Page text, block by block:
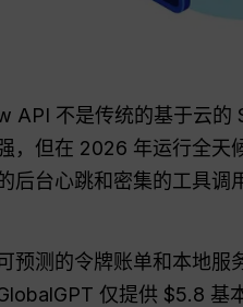
API 不是传统的基于云的
，但在 2026 年运行全天
后台心跳和密集的工具调
预测的令牌账单和本地服
仅提供 $5.8 基